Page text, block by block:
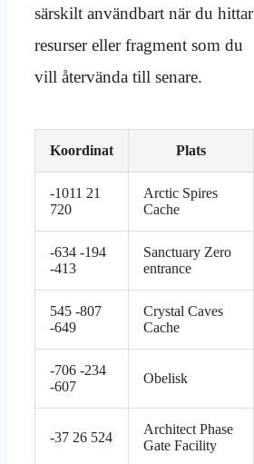
särskilt användbart när du hittar
resurser eller fragment som du
vill återvända till senare.
Koordinat Plats
-1011 21
720
Arctic Spires
Cache
-634 -194
-413
Sanctuary Zero
entrance
545 -807
-649
Crystal Caves
Cache
-706 -234
-607
Obelisk
-37 26 524
Architect Phase
Gate Facility